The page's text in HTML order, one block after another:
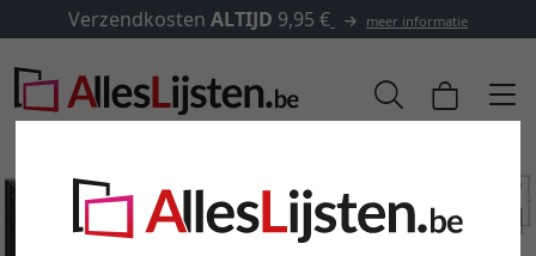
Verzendkosten ALTIJD 9,95 € meer informatie